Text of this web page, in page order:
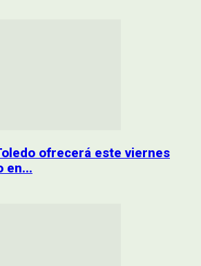
ofrecerá este viernes
en...